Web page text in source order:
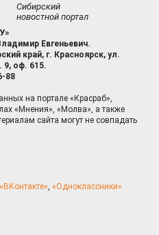
Сибирский
новостной портал
Евгеньевич.
край, г. Красноярск, ул.
оф. 615.
88
на портале «Красраб»,
«Мнения», «Молва», а также
сайта могут не совпадать
«ВКонтакте» «Одноклассники»